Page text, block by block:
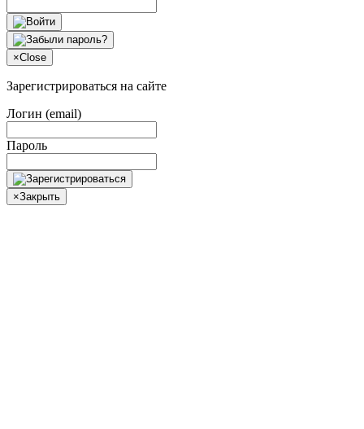
×Close
Зарегистрироваться на сайте
Логин (email)
Пароль
×Закрыть